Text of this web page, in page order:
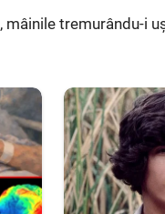
tremurându-i